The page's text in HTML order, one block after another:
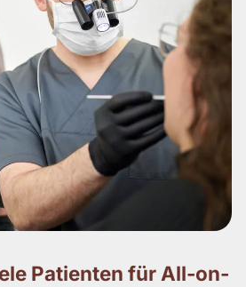
Patienten für All-on-